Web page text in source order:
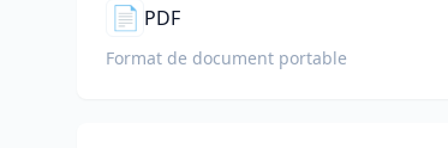
📄 PDF
Format de document portable